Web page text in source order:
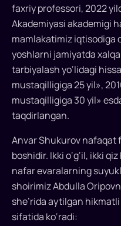
men
ham
odamlarga
uchun
ajoyib
uylar
quraman»,
deya
maqsad
qiladi.
shunday
insonlardan
biri
Anvar
Shukurovdir...
faxriy professori, 2022
Akademiyasi akademigi
mamlakatimiz iqtisodiga
yoshlarni jamiyatda
tarbiyalash yo‘lidagi
mustaqilligiga 25 yil»,
mustaqilligiga 30 yil»
taqdirlangan.
Anvar Shukurov nafaqat
boshidir. Ikki o‘g‘il, ikki
nafar evaralarning
shoirimiz Abdulla
she’rida aytilgan
sifatida ko‘radi: